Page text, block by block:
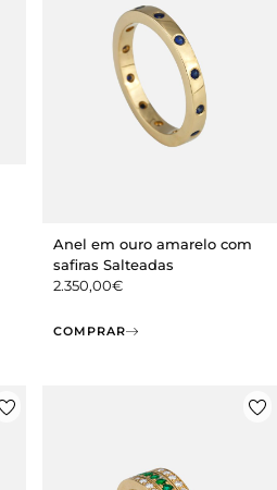
Anel em ouro amarelo com
safiras Salteadas
2.350,00€
COMPRAR